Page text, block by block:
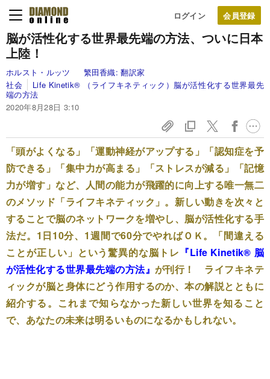
ログイン
脳が活性化する世界最先端の方法、ついに日本
上陸！
ホルスト・ルッツ 繁田香織:翻訳家
社会
Life Kinetik® （ライフキネティック）脳が活性化する世界最先
端の方法
2020年8月28日 3:10
「頭がよくなる」「運動神経がアップする」「認知症を予
防できる」「集中力が高まる」「ストレスが減る」「記憶
力が増す」など、人間の能力が飛躍的に向上する唯一無二
のメソッド「ライフキネティック」。新しい動きを次々と
することで脳のネットワークを増やし、脳が活性化する手
法だ。1日10分、1週間で60分でやればＯＫ。「間違える
ことが正しい」という驚異的な脳トレ 『Life Kinetik® 脳
が活性化する世界最先端の方法』 が刊行！ ライフキネテ
ィックが脳と身体にどう作用するのか、本の解説とともに
紹介する。これまで知らなかった新しい世界を知ること
で、あなたの未来は明るいものになるかもしれない。